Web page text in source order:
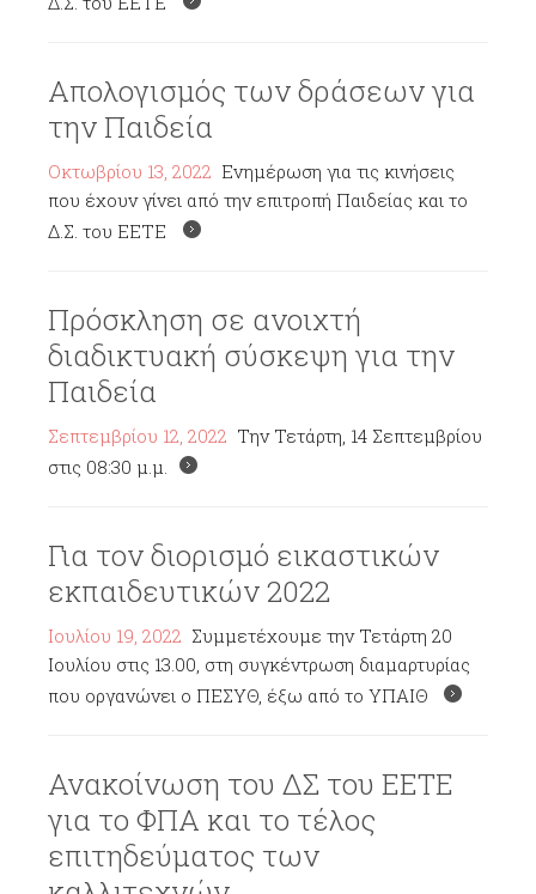
Απολογισμός των δράσεων για
την Παιδεία
Οκτωβρίου 13, 2022 Ενημέρωση για τις κινήσεις
που έχουν γίνει από την επιτροπή Παιδείας και το
Δ.Σ. του ΕΕΤΕ
Πρόσκληση σε ανοιχτή
διαδικτυακή σύσκεψη για την
Παιδεία
Σεπτεμβρίου 12, 2022 Την Τετάρτη, 14 Σεπτεμβρίου
στις 08:30 μ.μ.
Για τον διορισμό εικαστικών
εκπαιδευτικών 2022
Ιουλίου 19, 2022 Συμμετέχουμε την Τετάρτη 20
Ιουλίου στις 13.00, στη συγκέντρωση διαμαρτυρίας
που οργανώνει ο ΠΕΣΥΘ, έξω από το ΥΠΑΙΘ
Ανακοίνωση του ΔΣ του ΕΕΤΕ
για το ΦΠΑ και το τέλος
επιτηδεύματος των